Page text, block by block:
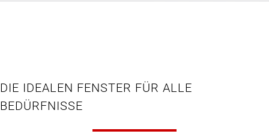
DIE IDEALEN FENSTER FÜR ALLE
BEDÜRFNISSE